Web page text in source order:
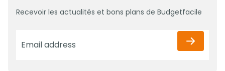
Recevoir les actualités et bons plans de Budgetfacile